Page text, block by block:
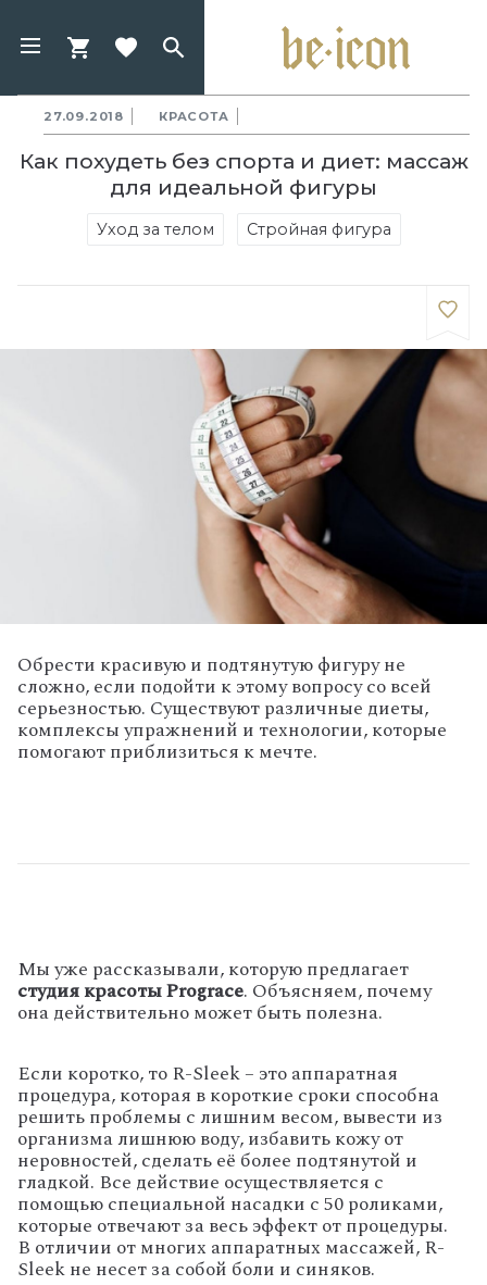
27.09.2018 КРАСОТА
Как похудеть без спорта и диет: массаж
для идеальной фигуры
Уход за телом Стройная фигура
Обрести красивую и подтянутую фигуру не
сложно, если подойти к этому вопросу со всей
серьезностью. Существуют различные диеты,
комплексы упражнений и технологии, которые
помогают приблизиться к мечте.
Мы уже рассказывали, которую предлагает
студия красоты Prograce. Объясняем, почему
она действительно может быть полезна.
Если коротко, то R-Sleek – это аппаратная
процедура, которая в короткие сроки способна
решить проблемы с лишним весом, вывести из
организма лишнюю воду, избавить кожу от
неровностей, сделать её более подтянутой и
гладкой. Все действие осуществляется с
помощью специальной насадки с 50 роликами,
которые отвечают за весь эффект от процедуры.
В отличии от многих аппаратных массажей, R-
Sleek не несет за собой боли и синяков.